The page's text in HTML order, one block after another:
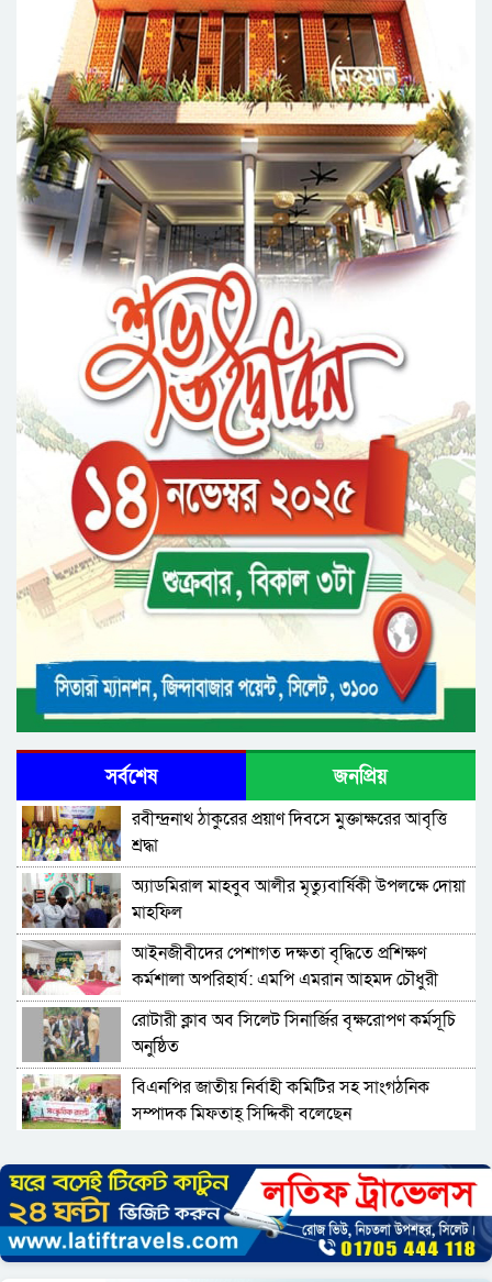
সিলেট মহানগর ছাত্রশিবিরের মিছিল সম্পন্ন
ধরিত্রী রক্ষায় আমরা’র উদ্যোগে সিলেটে বৃক্ষ রোপনের
কর্মসূচি পালন
সিলেটে সড়ক দু*র্ঘ*ট*নায় প্রাণ গেল যুবকের
নর্থ ইস্ট ইউনিভার্সিটিতে রচনা ও আবৃত্তি
প্রতিযোগিতার পুরষ্কার বিতরণী অনুষ্ঠিত
সিকৃবি’তে জুলাই গণ-অভ্যুত্থান দিবস উপলক্ষে
বৃক্ষরোপণ কর্মসুচি পালন
রসময় মেমোরিয়াল উচ্চ বিদ্যালয়ের নতুন ভবনের
উদ্বোধন করলেন মন্ত্রী মুক্তাদির
সর্বশেষ জনপ্রিয়
রবীন্দ্রনাথ ঠাকুরের প্রয়াণ দিবসে মুক্তাক্ষরের আবৃত্তি
শ্রদ্ধা
অ্যাডমিরাল মাহবুব আলীর মৃত্যুবার্ষিকী উপলক্ষে দোয়া
মাহফিল
‎আইনজীবীদের পেশাগত দক্ষতা বৃদ্ধিতে প্রশিক্ষণ
কর্মশালা অপরিহার্য: এমপি এমরান আহমদ চৌধুরী
রোটারী ক্লাব অব সিলেট সিনার্জির বৃক্ষরোপণ কর্মসূচি
অনুষ্ঠিত
বিএনপির জাতীয় নির্বাহী কমিটির সহ সাংগঠনিক
সম্পাদক মিফতাহ্ সিদ্দিকী বলেছেন
সেক্রেটারী অধ্যক্ষ নজরুল ইসলাম বলেছেন
সিলেটে গ্যাস সংকট নিয়ে যা বলল জালালাবাদ